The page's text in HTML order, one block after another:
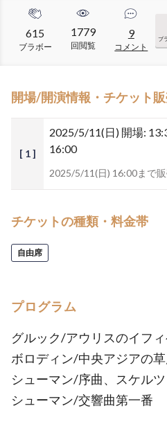
615
ブラボー
1779
回閲覧
9
コメント
ブ
開場/開演情報・チケット
[ 1 ]
2025/5/11(日) 開場:
16:00
2025/5/11(日) 16:00まで
チケットの種類・料金帯
自由席
プログラム
グルック/アウリスのイフ
ボロディン/中央アジアの
シューマン/序曲、スケル
シューマン/交響曲第一番